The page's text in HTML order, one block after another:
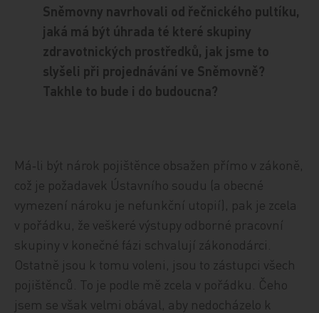
Sněmovny navrhovali od řečnického pultíku,
jaká má být úhrada té které skupiny
zdravotnických prostředků, jak jsme to
slyšeli při projednávání ve Sněmovně?
Takhle to bude i do budoucna?
Má‑li být nárok pojištěnce obsažen přímo v zákoně,
což je požadavek Ústavního soudu (a obecné
vymezení nároku je nefunkční utopií), pak je zcela
v pořádku, že veškeré výstupy odborné pracovní
skupiny v konečné fázi schvalují zákonodárci.
Ostatně jsou k tomu voleni, jsou to zástupci všech
pojištěnců. To je podle mě zcela v pořádku. Čeho
jsem se však velmi obával, aby nedocházelo k